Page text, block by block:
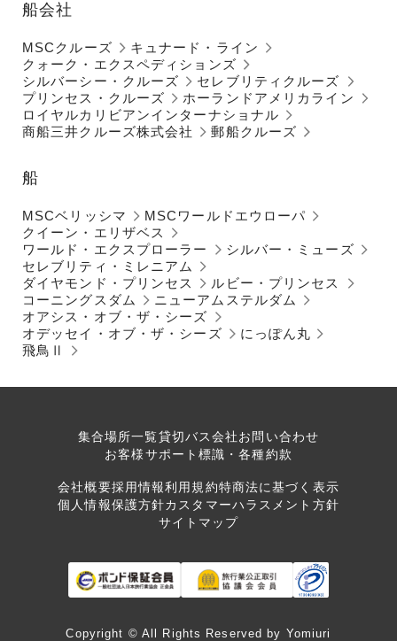
船会社
MSCクルーズ
キュナード・ライン
クォーク・エクスペディションズ
シルバーシー・クルーズ
セレブリティクルーズ
プリンセス・クルーズ
ホーランドアメリカライン
ロイヤルカリビアンインターナショナル
商船三井クルーズ株式会社
郵船クルーズ
船
MSCベリッシマ
MSCワールドエウローパ
クイーン・エリザベス
ワールド・エクスプローラー
シルバー・ミューズ
セレブリティ・ミレニアム
ダイヤモンド・プリンセス
ルビー・プリンセス
コーニングスダム
ニューアムステルダム
オアシス・オブ・ザ・シーズ
オデッセイ・オブ・ザ・シーズ
にっぽん丸
飛鳥Ⅱ
集合場所一覧貸切バス会社お問い合わせ
お客様サポート 標識・各種約款
会社概要採用情報利用規約特商法に基づく表示
個人情報保護方針カスタマーハラスメント方針
サイトマップ
Copyright © All Rights Reserved by Yomiuri